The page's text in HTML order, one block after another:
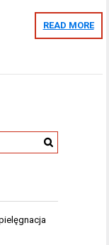
READ MORE